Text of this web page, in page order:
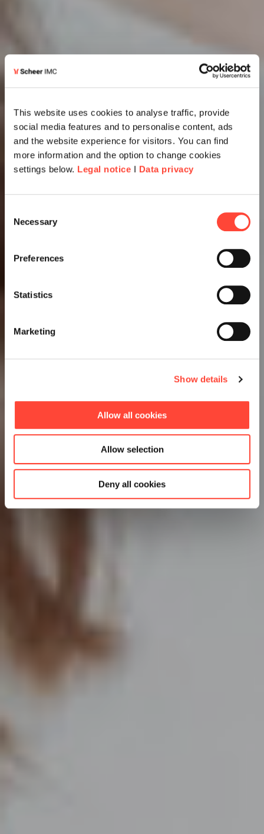
This website uses cookies to analyse traffic, provide
social media features and to personalise content, ads
and the website experience for visitors. You can find
more information and the option to change cookies
settings below. Legal notice I Data privacy
Selection
Necessary
Preferences
Statistics
Marketing
Show details
Allow all cookies
Allow selection
Deny all cookies